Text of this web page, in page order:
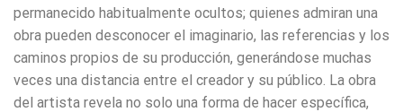
permanecido habitualmente ocultos; quienes admiran una
obra pueden desconocer el imaginario, las referencias y los
caminos propios de su producción, generándose muchas
veces una distancia entre el creador y su público. La obra
del artista revela no solo una forma de hacer específica,